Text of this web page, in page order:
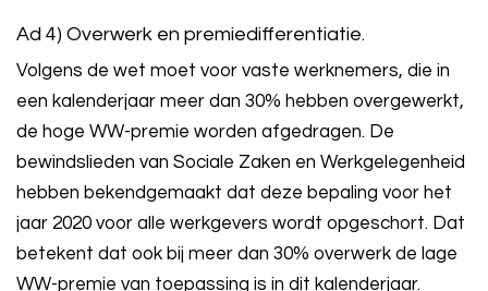
Ad 4) Overwerk en premiedifferentiatie.
Volgens de wet moet voor vaste werknemers, die in
een kalenderjaar meer dan 30% hebben overgewerkt,
de hoge WW-premie worden afgedragen. De
bewindslieden van Sociale Zaken en Werkgelegenheid
hebben bekendgemaakt dat deze bepaling voor het
jaar 2020 voor alle werkgevers wordt opgeschort. Dat
betekent dat ook bij meer dan 30% overwerk de lage
WW-premie van toepassing is in dit kalenderjaar.